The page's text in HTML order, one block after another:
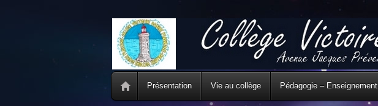
Présentation Vie au collège Pédagogie – Enseignement